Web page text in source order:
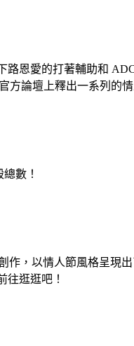
路恩愛的打著輔助和
方論壇上釋出一系列的
數！
作，以情人節風格呈現
往逛逛吧！